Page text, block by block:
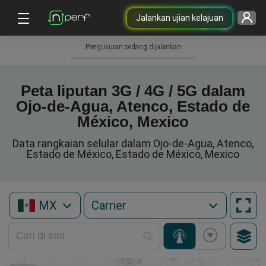
Jalankan ujian kelajuan
Pengukuran sedang dijalankan
Peta liputan 3G / 4G / 5G dalam
Ojo-de-Agua, Atenco, Estado de
México, Mexico
Data rangkaian selular dalam Ojo-de-Agua, Atenco,
Estado de México, Estado de México, Mexico
MX